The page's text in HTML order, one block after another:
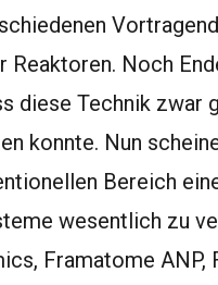
Noch
diese Technik zwar
konnte. Nun
Bereich
wesentlich zu
Framatome ANP,